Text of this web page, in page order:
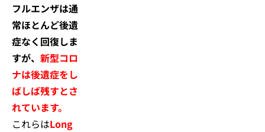
フルエンザは通
常ほとんど後遺
症なく回復しま
すが、 新型コロ
ナは後遺症をし
ばしば残すとさ
れています。
これらはLong